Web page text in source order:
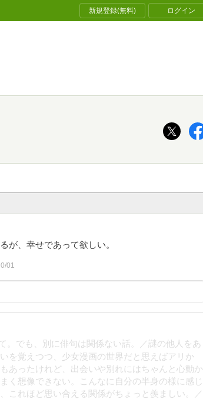
新規登録(無料) ログイン
が、幸せであって欲しい。
01
。でも、別に俳句は関係ない話。／謎の他人をあ
を覚えつつ、少女漫画の世界だと思えばアリか
あったけれど、出会いや別れにはちゃんと心動か
く想像できない。こんなに自分の半身の様に感じ
これほど思い合える関係がちょっと羨ましい。／